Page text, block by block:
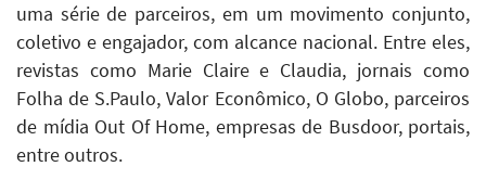
uma série de parceiros, em um movimento conjunto,
coletivo e engajador, com alcance nacional. Entre eles,
revistas como Marie Claire e Claudia, jornais como
Folha de S.Paulo, Valor Econômico, O Globo, parceiros
de mídia Out Of Home, empresas de Busdoor, portais,
entre outros.